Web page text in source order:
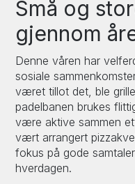
Små og
gjennom
Denne våren har
sosiale
været tillot det, ble
padelbanen brukes
være aktive sammen
vært arrangert
fokus på gode
hverdagen.